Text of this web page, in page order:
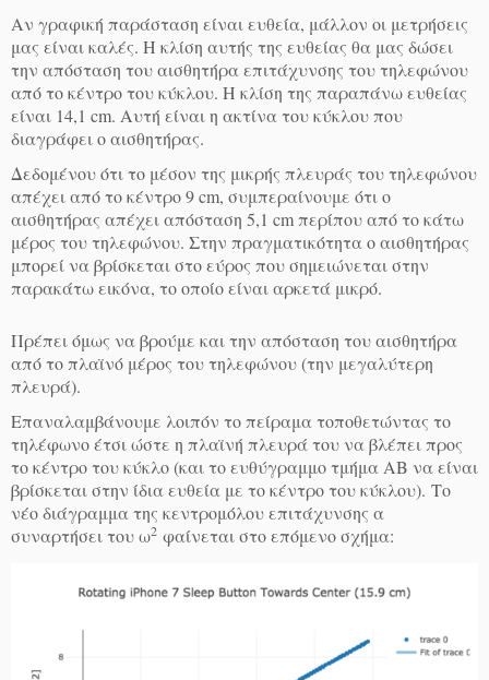
Αν γραφική παράσταση είναι ευθεία, μάλλον οι μετρήσεις
μας είναι καλές. Η κλίση αυτής της ευθείας θα μας δώσει
την απόσταση του αισθητήρα επιτάχυνσης του τηλεφώνου
από το κέντρο του κύκλου. Η κλίση της παραπάνω ευθείας
είναι 14,1 cm. Aυτή είναι η ακτίνα του κύκλου που
διαγράφει ο αισθητήρας.
Δεδομένου ότι το μέσον της μικρής πλευράς του τηλεφώνου
απέχει από το κέντρο 9 cm, συμπεραίνουμε ότι ο
αισθητήρας απέχει απόσταση 5,1 cm περίπου από το κάτω
μέρος του τηλεφώνου. Στην πραγματικότητα ο αισθητήρας
μπορεί να βρίσκεται στο εύρος που σημειώνεται στην
παρακάτω εικόνα, το οποίο είναι αρκετά μικρό.
Πρέπει όμως να βρούμε και την απόσταση του αισθητήρα
από το πλαϊνό μέρος του τηλεφώνου (την μεγαλύτερη
πλευρά).
Επαναλαμβάνουμε λοιπόν το πείραμα τοποθετώντας το
τηλέφωνο έτσι ώστε η πλαϊνή πλευρά του να βλέπει προς
το κέντρο του κύκλο (και το ευθύγραμμο τμήμα ΑΒ να είναι
βρίσκεται στην ίδια ευθεία με το κέντρο του κύκλου). Το
νέο διάγραμμα της κεντρομόλου επιτάχυνσης α
συναρτήσει του ω2 φαίνεται στο επόμενο σχήμα: